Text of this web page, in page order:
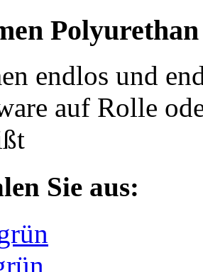
Polyurethan
endlos und
auf Rolle
Sie aus: